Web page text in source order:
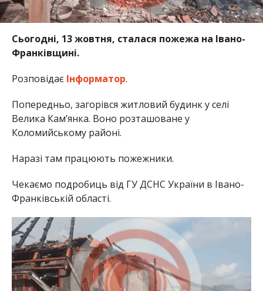
Сьогодні, 13 жовтня, сталася пожежа на Івано-
Франківщині.
Розповідає Інформатор.
Попередньо, загорівся житловий будинк у селі
Велика Кам’янка. Воно розташоване у
Коломийському районі.
Наразі там працюють пожежники.
Чекаємо подробиць від ГУ ДСНС України в Івано-
Франківській області.